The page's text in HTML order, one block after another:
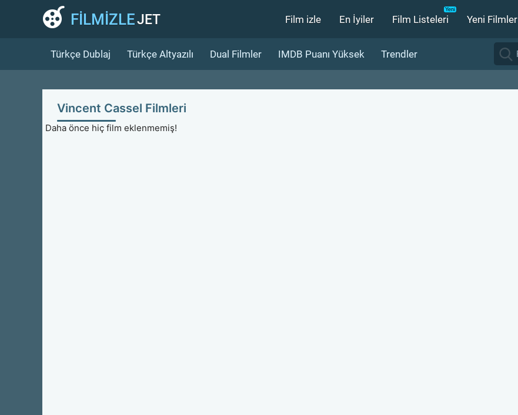
FİLMİZLEJET Film izle En İyiler Film Listeleri Yeni Filmler
Türkçe Dublaj Türkçe Altyazılı Dual Filmler IMDB Puanı Yüksek Trendler
Vincent Cassel Filmleri
Daha önce hiç film eklenmemiş!